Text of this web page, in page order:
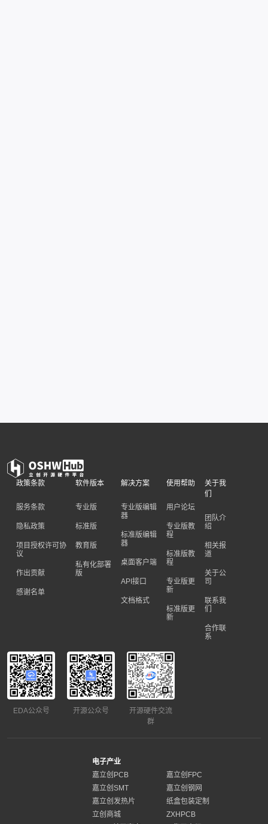
政策条款
服务条款
隐私政策
项目授权许可协
议
作出贡献
感谢名单
软件版本
专业版
标准版
教育版
私有化部署
版
解决方案
专业版编辑
器
标准版编辑
器
桌面客户端
API接口
文档格式
使用帮助
用户论坛
专业版教
程
标准版教
程
专业版更
新
标准版更
新
关于我
们
团队介
绍
相关报
道
关于公
司
联系我
们
合作联
系
EDA公众号 开源公众号
开源硬件交流
群
电子产业
嘉立创PCB
嘉立创FPC
嘉立创SMT
嘉立创钢网
嘉立创发热片
纸盒包装定制
立创商城
ZXHPCB